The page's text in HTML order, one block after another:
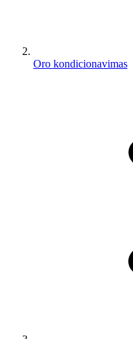
Oro kondicionavimas